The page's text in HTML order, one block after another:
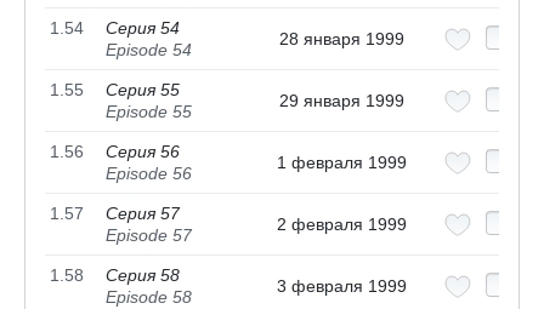
1.54
Серия 54
Episode 54
28 января 1999
1.55
Серия 55
Episode 55
29 января 1999
1.56
Серия 56
Episode 56
1 февраля 1999
1.57
Серия 57
Episode 57
2 февраля 1999
1.58
Серия 58
Episode 58
3 февраля 1999